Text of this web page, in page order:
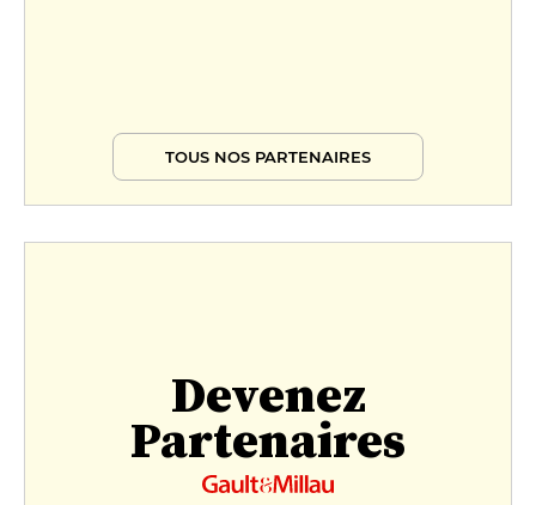
TOUS NOS PARTENAIRES
Devenez
Partenaires